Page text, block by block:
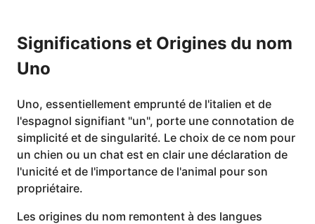
Significations et Origines du nom
Uno
Uno, essentiellement emprunté de l'italien et de
l'espagnol signifiant "un", porte une connotation de
simplicité et de singularité. Le choix de ce nom pour
un chien ou un chat est en clair une déclaration de
l'unicité et de l'importance de l'animal pour son
propriétaire.
Les origines du nom remontent à des langues